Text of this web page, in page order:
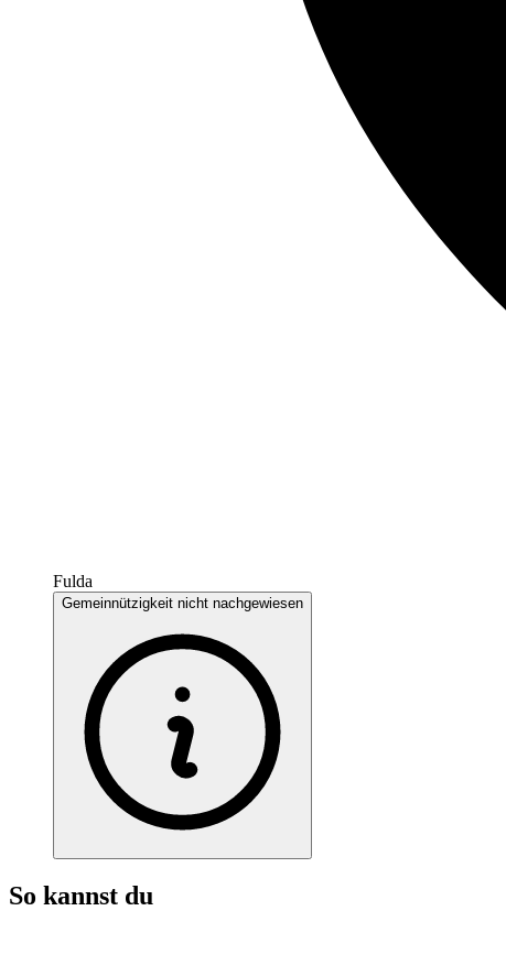
Fulda
Gemeinnützigkeit nicht nachgewiesen
So kannst du